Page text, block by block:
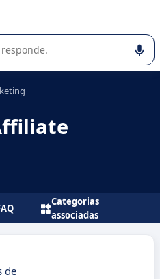
ou na seleção de software
Categorias
associadas
de